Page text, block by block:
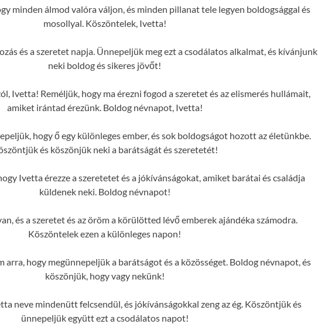
minden álmod valóra váljon, és minden pillanat tele legyen boldogsággal és
mosollyal. Köszöntelek, Ivetta!
és a szeretet napja. Ünnepeljük meg ezt a csodálatos alkalmat, és kívánjunk
neki boldog és sikeres jövőt!
Ivetta! Reméljük, hogy ma érezni fogod a szeretet és az elismerés hullámait,
amiket irántad érezünk. Boldog névnapot, Ivetta!
hogy ő egy különleges ember, és sok boldogságot hozott az életünkbe.
és köszönjük neki a barátságát és szeretetét!
Ivetta érezze a szeretetet és a jókívánságokat, amiket barátai és családja
küldenek neki. Boldog névnapot!
és a szeretet és az öröm a körülötted lévő emberek ajándéka számodra.
Köszöntelek ezen a különleges napon!
hogy megünnepeljük a barátságot és a közösséget. Boldog névnapot, és
köszönjük, hogy vagy nekünk!
neve mindenütt felcsendül, és jókívánságokkal zeng az ég. Köszöntjük és
ünnepeljük együtt ezt a csodálatos napot!